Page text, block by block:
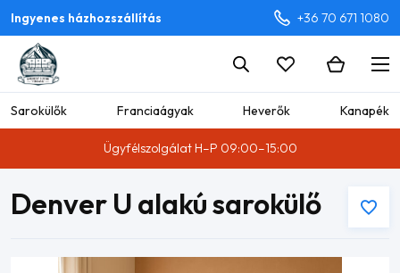
Ingyenes házhozszállítás +36 70 671 1080
Sarokülők Franciaágyak Heverők Kanapék
Ügyfélszolgálat H–P 09:00–15:00
Denver U alakú sarokülő